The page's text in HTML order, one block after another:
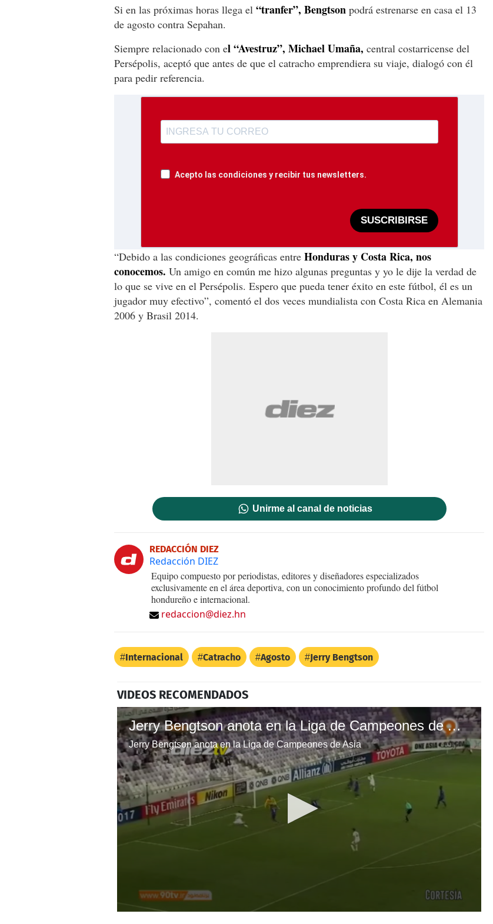
Si en las próximas horas llega el “tranfer”, Bengtson podrá estrenarse en casa el 13
de agosto contra Sepahan.
Siempre relacionado con el “Avestruz”, Michael Umaña, central costarricense del
Persépolis, aceptó que antes de que el catracho emprendiera su viaje, dialogó con él
para pedir referencia.
Acepto las condiciones y recibir tus newsletters.
SUSCRIBIRSE
“Debido a las condiciones geográficas entre Honduras y Costa Rica, nos
conocemos. Un amigo en común me hizo algunas preguntas y yo le dije la verdad de
lo que se vive en el Persépolis. Espero que pueda tener éxito en este fútbol, él es un
jugador muy efectivo”, comentó el dos veces mundialista con Costa Rica en Alemania
2006 y Brasil 2014.
Unirme al canal de noticias
REDACCIÓN DIEZ
Redacción DIEZ
Equipo compuesto por periodistas, editores y diseñadores especializados
exclusivamente en el área deportiva, con un conocimiento profundo del fútbol
hondureño e internacional.
redaccion@diez.hn
Internacional Catracho Agosto Jerry Bengtson
VIDEOS RECOMENDADOS
Jerry Bengtson anota en la Liga de Campeones de Asia
Jerry Bengtson anota en la Liga de Campeones de Asia